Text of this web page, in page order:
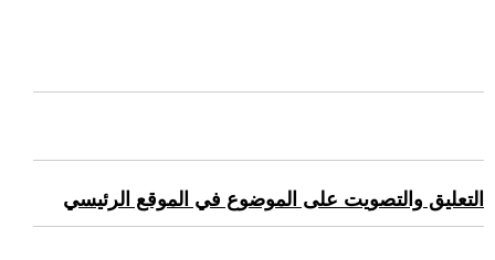
التعليق والتصويت على الموضوع في الموقع الرئيسي